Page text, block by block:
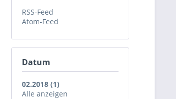
RSS-Feed
Atom-Feed
Datum
02.2018 (1)
Alle anzeigen